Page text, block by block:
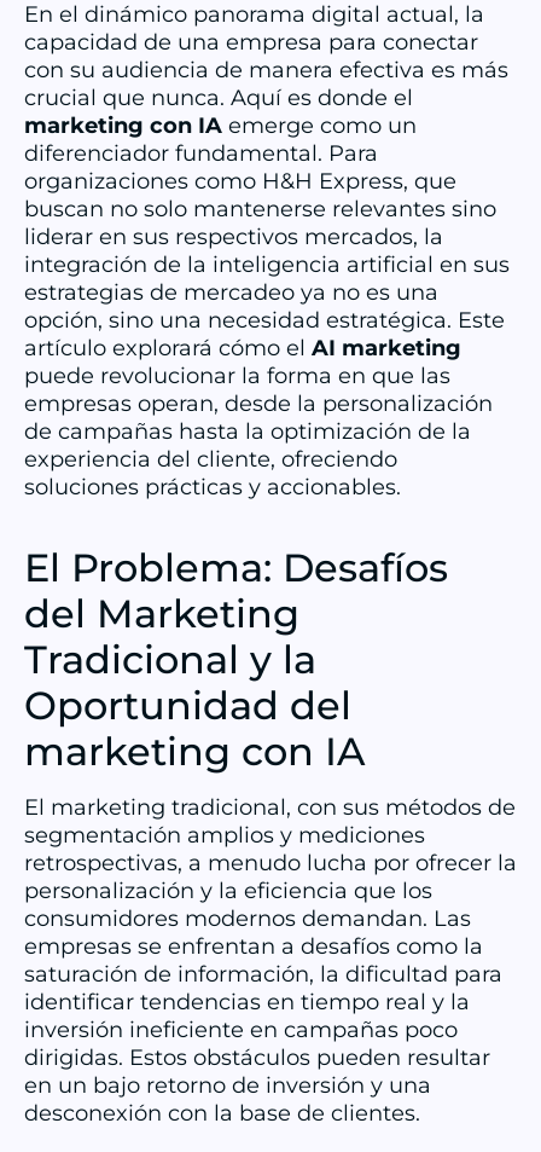
En el dinámico panorama digital actual, la
capacidad de una empresa para conectar
con su audiencia de manera efectiva es más
crucial que nunca. Aquí es donde el
marketing con IA emerge como un
diferenciador fundamental. Para
organizaciones como H&H Express, que
buscan no solo mantenerse relevantes sino
liderar en sus respectivos mercados, la
integración de la inteligencia artificial en sus
estrategias de mercadeo ya no es una
opción, sino una necesidad estratégica. Este
artículo explorará cómo el AI marketing
puede revolucionar la forma en que las
empresas operan, desde la personalización
de campañas hasta la optimización de la
experiencia del cliente, ofreciendo
soluciones prácticas y accionables.
El Problema: Desafíos
del Marketing
Tradicional y la
Oportunidad del
marketing con IA
El marketing tradicional, con sus métodos de
segmentación amplios y mediciones
retrospectivas, a menudo lucha por ofrecer la
personalización y la eficiencia que los
consumidores modernos demandan. Las
empresas se enfrentan a desafíos como la
saturación de información, la dificultad para
identificar tendencias en tiempo real y la
inversión ineficiente en campañas poco
dirigidas. Estos obstáculos pueden resultar
en un bajo retorno de inversión y una
desconexión con la base de clientes.